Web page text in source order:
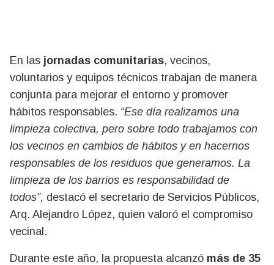
En las jornadas comunitarias, vecinos,
voluntarios y equipos técnicos trabajan de manera
conjunta para mejorar el entorno y promover
hábitos responsables. “Ese día realizamos una
limpieza colectiva, pero sobre todo trabajamos con
los vecinos en cambios de hábitos y en hacernos
responsables de los residuos que generamos. La
limpieza de los barrios es responsabilidad de
todos”, destacó el secretario de Servicios Públicos,
Arq. Alejandro López, quien valoró el compromiso
vecinal.
Durante este año, la propuesta alcanzó más de 35